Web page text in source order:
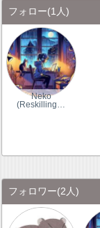
フォロー(1人)
Neko
(Reskilling…
フォロワー(2人)